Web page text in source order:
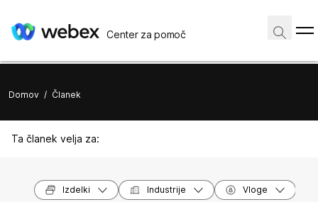
Center za pomoč
Domov / Članek
Ta članek velja za:
Izdelki Industrije Vloge